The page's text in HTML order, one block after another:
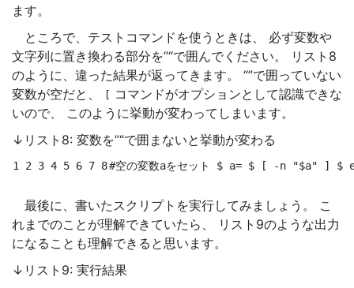
ます。
ところで、テストコマンドを使うときは、 必ず変数や
文字列に置き換わる部分を”“で囲んでください。 リスト8
のように、違った結果が返ってきます。 “”で囲っていない
変数が空だと、
[ コマンドがオプションとして認識できな
いので、 このように挙動が変わってしまいます。
↓リスト8: 変数を”“で囲まないと挙動が変わる
1 2 3 4 5 6 7 8#空の変数aをセット $ a= $ [ -n "$a" ] $
最後に、書いたスクリプトを実行してみましょう。 こ
れまでのことが理解できていたら、 リスト9のような出力
になることも理解できると思います。
↓リスト9: 実行結果